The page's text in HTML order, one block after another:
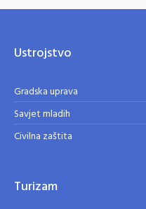
Ustrojstvo
Gradska uprava
Savjet mladih
Civilna zaštita
Turizam